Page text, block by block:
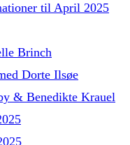
til April 2025
Brinch
Dorte Ilsøe
& Benedikte Krauel